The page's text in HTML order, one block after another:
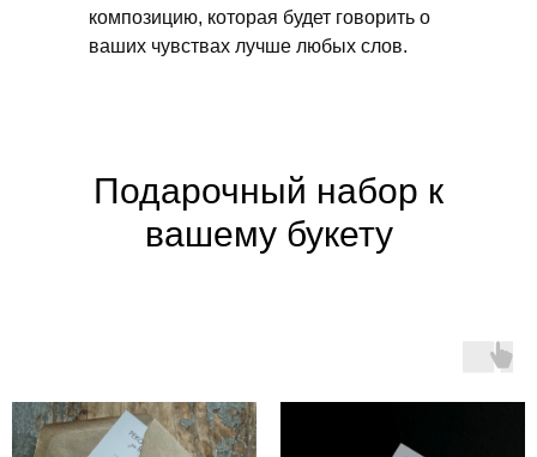
композицию, которая будет говорить о
ваших чувствах лучше любых слов.
Подарочный набор к
вашему букету